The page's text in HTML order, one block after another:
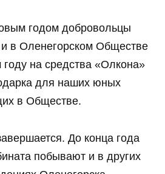
годом добровольцы
в Оленегорском Обществе
на средства «Олкона»
для наших юных
в Обществе.
До конца года
побывают и в других